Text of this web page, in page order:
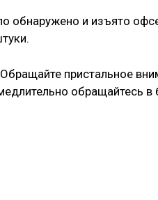
обнаружено и изъято
пристальное
обращайтесь в